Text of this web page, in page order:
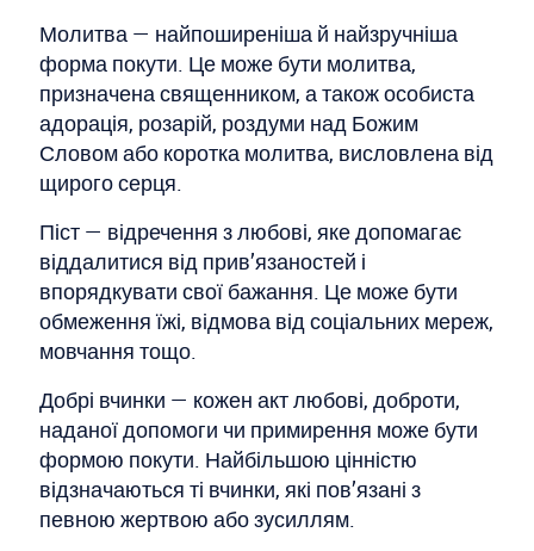
Молитва — найпоширеніша й найзручніша
форма покути. Це може бути молитва,
призначена священником, а також особиста
адорація, розарій, роздуми над Божим
Словом або коротка молитва, висловлена від
щирого серця.
Піст — відречення з любові, яке допомагає
віддалитися від прив’язаностей і
впорядкувати свої бажання. Це може бути
обмеження їжі, відмова від соціальних мереж,
мовчання тощо.
Добрі вчинки — кожен акт любові, доброти,
наданої допомоги чи примирення може бути
формою покути. Найбільшою цінністю
відзначаються ті вчинки, які пов’язані з
певною жертвою або зусиллям.